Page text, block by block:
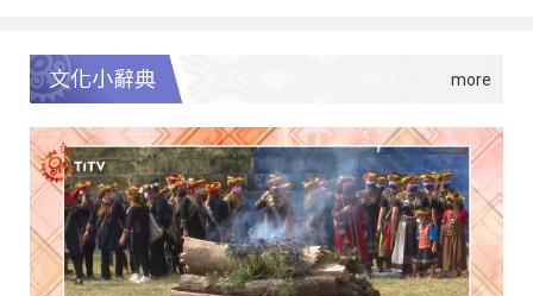
文化小辭典